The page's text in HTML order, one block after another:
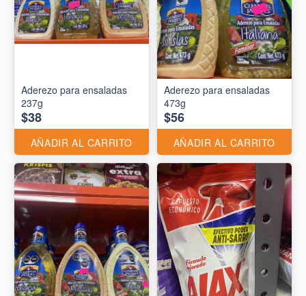
Aderezo para ensaladas
237g
$38
AÑADIR AL CARRITO
Aderezo para ensaladas
473g
$56
AÑADIR AL CARRITO